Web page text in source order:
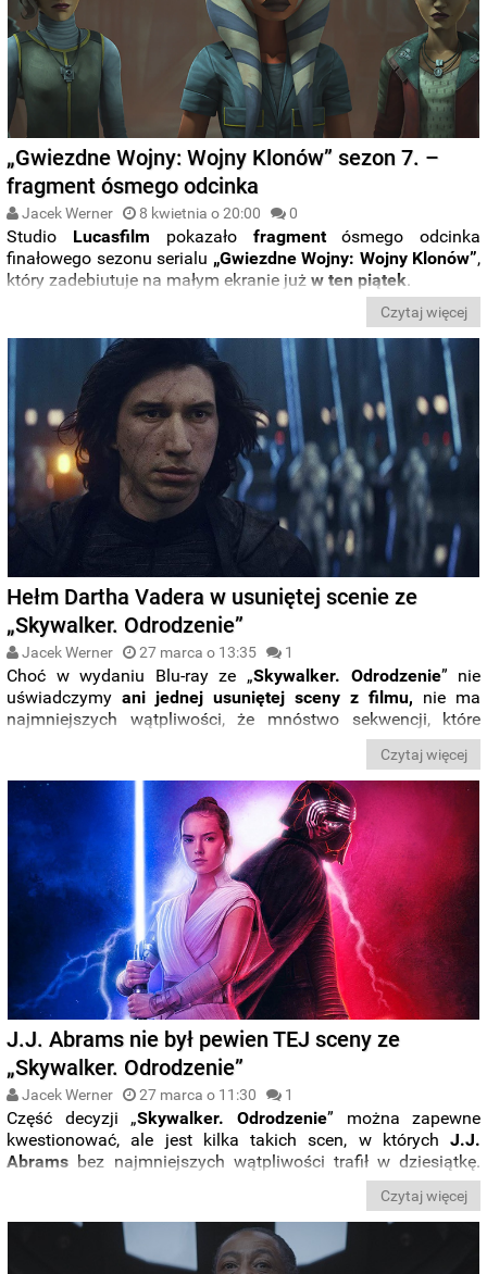
„Gwiezdne Wojny: Wojny Klonów” sezon 7. –
fragment ósmego odcinka
Jacek Werner 8 kwietnia o 20:00 0
Studio Lucasfilm pokazało fragmentósmego odcinka
finałowego sezonu serialu „Gwiezdne Wojny: Wojny Klonów”,
który zadebiutuje na małym ekranie jużw ten piątek.
Czytaj więcej
Hełm Dartha Vadera w usuniętej scenie ze
„Skywalker. Odrodzenie”
Jacek Werner 27 marca o 13:35 1
Choć w wydaniu Blu-ray ze „Skywalker. Odrodzenie” nie
uświadczymyani jednej usuniętej sceny z filmu, nie ma
najmniejszych wątpliwości, że mnóstwo sekwencji, które
nie przedostało się do finalnej wersji
produkcji. Fanom pozostaje zatem spekulować, czy wycięte
fragmentyDisneyzachowuje na ewentualne wydania
specjalne, czy – w idealnym i najmniej prawdopodobnym
wariancie – przewiduje zmontowanie z Abramsem wersji
rozszerzonej. Obok spekulacji, do sieci niedawno trafiło
kadrów pochodzących z jednej z usuniętych sekwencji.
Zobaczycie na niejKylo Rena, raz jeszcze podziwiającego
hełm Dartha Vadera.
Czytaj więcej
J.J. Abrams nie był pewien TEJ sceny ze
„Skywalker. Odrodzenie”
Jacek Werner 27 marca o 11:30 1
Część decyzji „Skywalker. Odrodzenie” można zapewne
kwestionować, ale jest kilka takich scen, w którychJ.J.
Abrams bez najmniejszych wątpliwości trafił w dziesiątkę.
X-Winga, której
Imperium kontratakuje” stanowi
znakomite dopełnienie wątkuLuke'a. A jednak, jak się
okazuje, reżyser nie był do sceny do końca przekonany.
Czytaj więcej